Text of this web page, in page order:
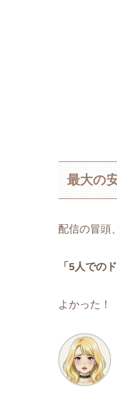
最大の
配信の冒頭
「5人での
よかった！